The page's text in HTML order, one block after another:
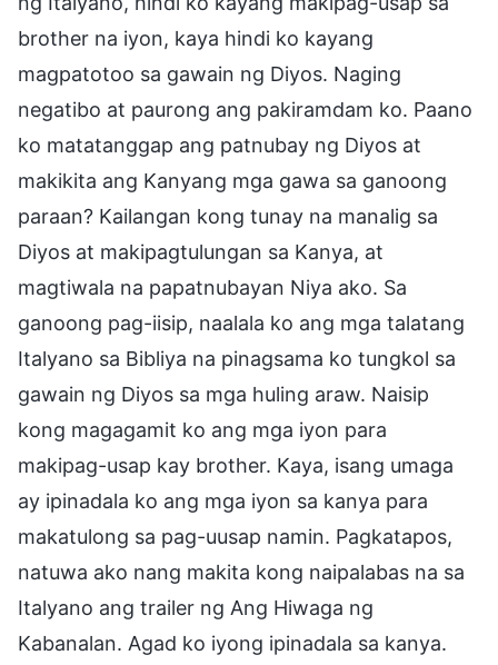
brother na iyon, kaya hindi ko kayang
magpatotoo sa gawain ng Diyos. Naging
negatibo at paurong ang pakiramdam ko. Paano
ko matatanggap ang patnubay ng Diyos at
makikita ang Kanyang mga gawa sa ganoong
paraan? Kailangan kong tunay na manalig sa
Diyos at makipagtulungan sa Kanya, at
magtiwala na papatnubayan Niya ako. Sa
ganoong pag-iisip, naalala ko ang mga talatang
Italyano sa Bibliya na pinagsama ko tungkol sa
gawain ng Diyos sa mga huling araw. Naisip
kong magagamit ko ang mga iyon para
makipag-usap kay brother. Kaya, isang umaga
ay ipinadala ko ang mga iyon sa kanya para
makatulong sa pag-uusap namin. Pagkatapos,
natuwa ako nang makita kong naipalabas na sa
Italyano ang trailer ng Ang Hiwaga ng
Kabanalan. Agad ko iyong ipinadala sa kanya.